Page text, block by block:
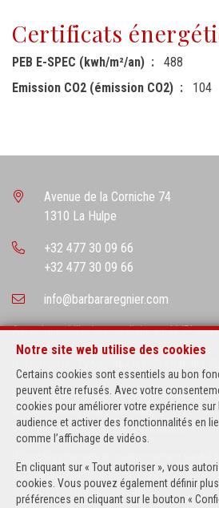
Certificats
PEB E-SPEC (kwh/m²/an)
488
Emission CO2 (émission CO2)
104
Notre site web utilise des cookies
Certains cookies sont essentiels au bon
peuvent être refusés. Avec votre
cookies pour améliorer votre expérience sur
audience et activer des fonctionnalités en
comme l’affichage de vidéos.
En cliquant sur « Tout autoriser », vous
cookies. Vous pouvez également définir
préférences en cliquant sur le bouton «
Avenue de la Corniche 74
1310 La Hulpe
+32 477 30 09 66
+32 477 30 09 66
info@barbararegnier.com
Agent Immobilier intermediaire agréé IPI
Belgique
Instance de contrôle: Institut professionnel
du Luxembourg 16B, 1000 Bruxelles (+32 2
Soumis aucode déontologique de l’ IPI
1, 1000 Bruxelles – police n° 730.390.160.
activités réalisées en Belgique